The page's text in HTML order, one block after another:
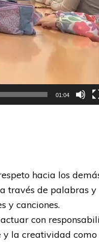
01:04
hacia los
través de palabras y
y canciones.
con
la creatividad